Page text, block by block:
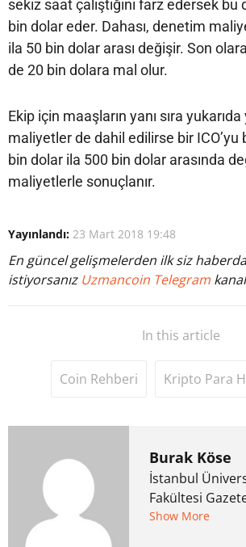
sekiz saat çalıştığını farz edersek bu
bin dolar eder. Dahası, denetim
ila 50 bin dolar arası değişir. Son
de 20 bin dolara mal olur.
Ekip için maaşların yanı sıra
maliyetler de dahil edilirse bir
bin dolar ila 500 bin dolar arasında
maliyetlerle sonuçlanır.
Yayınlandı: 23 Mart 2018 19:48
En güncel gelişmelerden ilk siz
istiyorsanız Uzmancoin Telegram
In this article
Coin Rehberi Kripto Para
Burak Köse
İstanbul
Fakültesi
mezunu. 6 yıl
Show More